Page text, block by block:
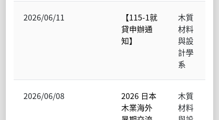
2026/06/11
【115-1就
貸申辦通
知】
木質
材料
與設
計學
系
2026/06/08
2026 日本
木業海外
木質
材料